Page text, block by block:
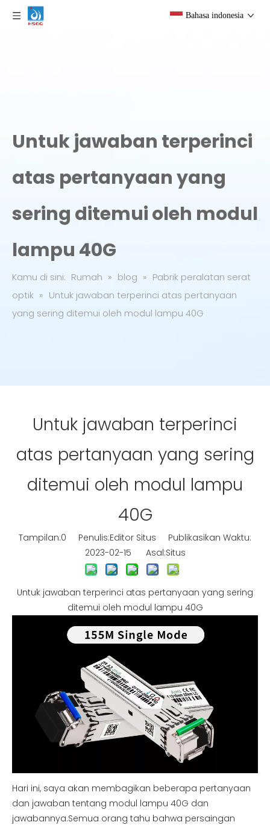
Bahasa indonesia
Untuk jawaban terperinci
atas pertanyaan yang
sering ditemui oleh modul
lampu 40G
Kamu di sini: Rumah » blog » Pabrik peralatan serat
optik » Untuk jawaban terperinci atas pertanyaan
yang sering ditemui oleh modul lampu 40G
Untuk jawaban terperinci
atas pertanyaan yang sering
ditemui oleh modul lampu
40G
Tampilan:0 Penulis:Editor Situs Publikasikan Waktu:
2023-02-15 Asal:Situs
Untuk jawaban terperinci atas pertanyaan yang sering
ditemui oleh modul lampu 40G
Hari ini, saya akan membagikan beberapa pertanyaan
dan jawaban tentang modul lampu 40G dan
jawabannya.Semua orang tahu bahwa persaingan